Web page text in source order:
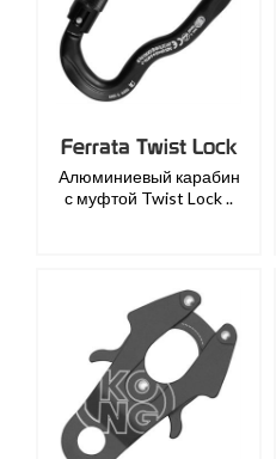
Ferrata Twist Lock
Алюминиевый карабин
с муфтой Twist Lock ..